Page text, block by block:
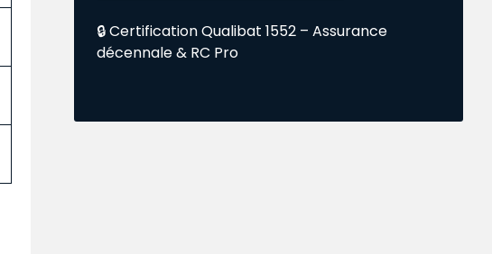
🔒 Certification Qualibat 1552 – Assurance
décennale & RC Pro